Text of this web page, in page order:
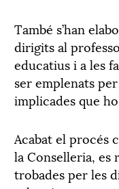
També s’han
dirigits al
educatius i a les
ser emplenats
implicades que
Acabat el procés
la Conselleria, es
trobades per les